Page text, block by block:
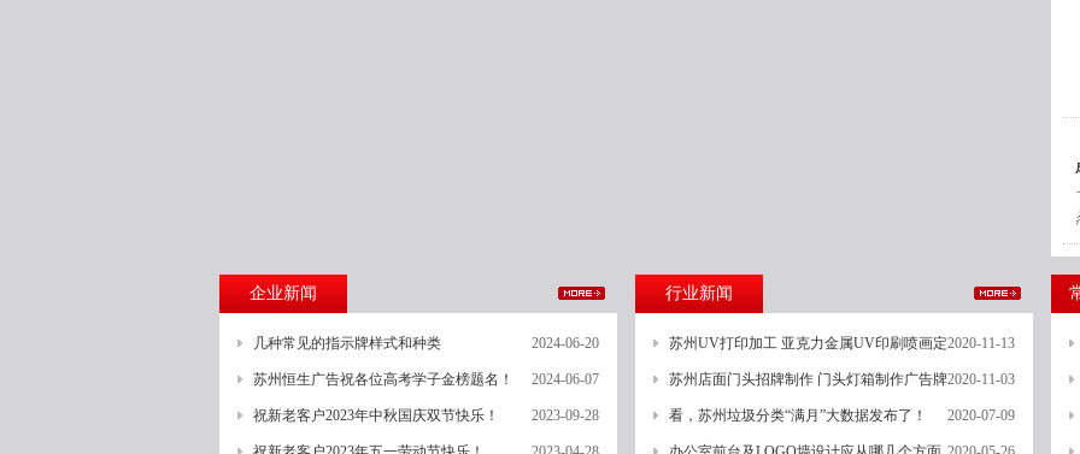
企业新闻
2024-06-20
几种常见的指示牌样式和种类
2024-06-07
苏州恒生广告祝各位高考学子金榜题名！
2023-09-28
祝新老客户2023年中秋国庆双节快乐！
行业新闻
2020-11-13
苏州UV打印加工 亚克力金属UV印刷喷画定
2020-11-03
苏州店面门头招牌制作 门头灯箱制作广告牌
2020-07-09
看，苏州垃圾分类“满月”大数据发布了！